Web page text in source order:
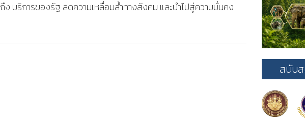
ง บริการของรัฐ ลดความเหลื่อมล้ําทางสังคม และนําไปสู่ความมั่นคง
สนับ